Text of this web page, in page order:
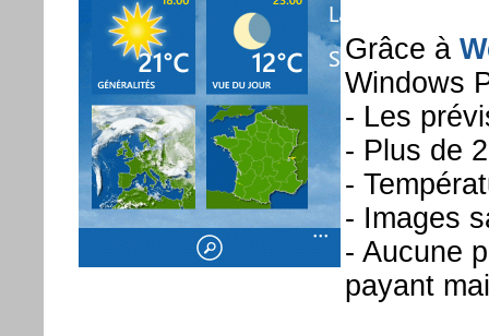
Grâce à
Windows
- Les
- Plus de
-
- Images
- Aucune
payant